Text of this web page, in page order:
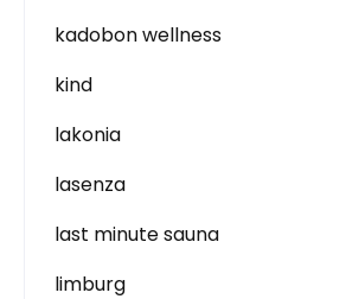
kadobon wellness
kind
lakonia
lasenza
last minute sauna
limburg